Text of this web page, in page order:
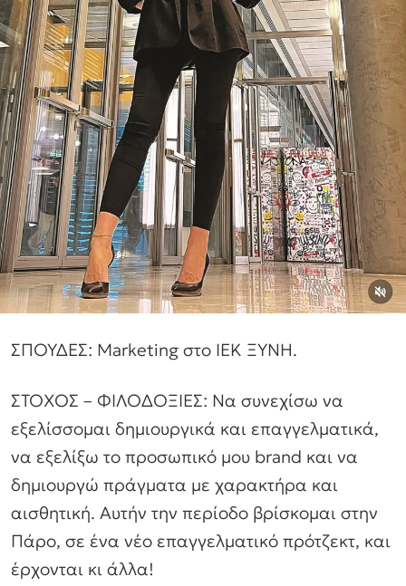
ΣΠΟΥΔΕΣ: Marketing στο ΙΕΚ ΞΥΝΗ.
ΣΤΟΧΟΣ – ΦΙΛΟΔΟΞΙΕΣ: Να συνεχίσω να
εξελίσσομαι δημιουργικά και επαγγελματικά,
να εξελίξω το προσωπικό μου brand και να
δημιουργώ πράγματα με χαρακτήρα και
αισθητική. Αυτήν την περίοδο βρίσκομαι στην
Πάρο, σε ένα νέο επαγγελματικό πρότζεκτ, και
έρχονται κι άλλα!